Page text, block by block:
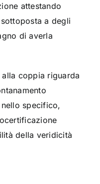
attestando
a degli
di averla
coppia riguarda
specifico,
della veridicità